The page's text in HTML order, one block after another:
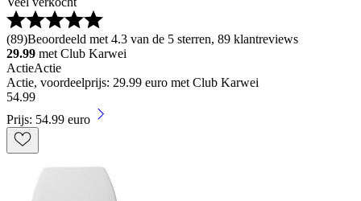
(89)Beoordeeld met 4.3 van de 5 sterren, 89 klantreviews
29.99 met Club Karwei
ActieActie
Actie, voordeelprijs: 29.99 euro met Club Karwei
54.99
Prijs: 54.99 euro